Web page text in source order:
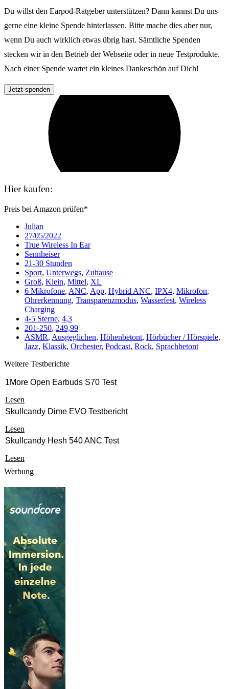
Du willst den Earpod-Ratgeber unterstützen? Dann kannst Du uns
gerne eine kleine Spende hinterlassen. Bitte mache dies aber nur,
wenn Du auch wirklich etwas übrig hast. Sämtliche Spenden
stecken wir in den Betrieb der Webseite oder in neue Testprodukte.
Nach einer Spende wartet ein kleines Dankeschön auf Dich!
Jetzt spenden
Hier kaufen:
Preis bei Amazon prüfen*
Julian
27/05/2022
True Wireless In Ear
Sennheiser
21-30 Stunden
Sport, Unterwegs, Zuhause
Groß, Klein, Mittel, XL
6 Mikrofone, ANC, App, Hybrid ANC, IPX4, Mikrofon,
Ohrerkennung, Transparenzmodus, Wasserfest, Wireless
Charging
4-5 Sterne, 4,3
201-250, 249,99
ASMR, Ausgeglichen, Höhenbetont, Hörbücher / Hörspiele,
Jazz, Klassik, Orchester, Podcast, Rock, Sprachbetont
Weitere Testberichte
1More Open Earbuds S70 Test
Lesen
Skullcandy Dime EVO Testbericht
Lesen
Skullcandy Hesh 540 ANC Test
Lesen
Werbung